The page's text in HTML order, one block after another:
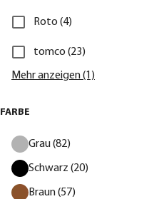
Roto (4)
tomco (23)
Mehr anzeigen (1)
FARBE
Grau (82)
Schwarz (20)
Braun (57)